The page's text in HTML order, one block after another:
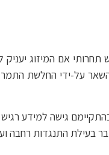
תחרותי אם המיזוג
על-ידי החלשת
גישה למידע
התנגדות רחבה